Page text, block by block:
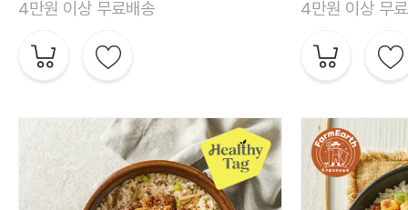
4만원 이상 무료배송 4만원 이상 무